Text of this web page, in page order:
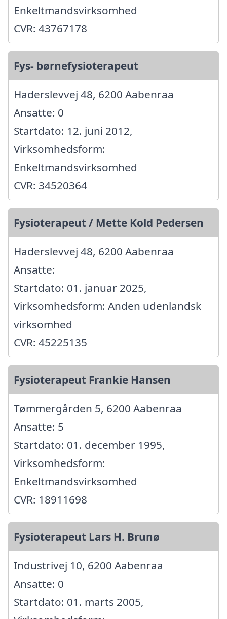
Enkeltmandsvirksomhed
CVR: 43767178
Fys- børnefysioterapeut
Haderslevvej 48, 6200 Aabenraa
Ansatte: 0
Startdato: 12. juni 2012,
Virksomhedsform:
Enkeltmandsvirksomhed
CVR: 34520364
Fysioterapeut / Mette Kold Pedersen
Haderslevvej 48, 6200 Aabenraa
Ansatte:
Startdato: 01. januar 2025,
Virksomhedsform: Anden udenlandsk
virksomhed
CVR: 45225135
Fysioterapeut Frankie Hansen
Tømmergården 5, 6200 Aabenraa
Ansatte: 5
Startdato: 01. december 1995,
Virksomhedsform:
Enkeltmandsvirksomhed
CVR: 18911698
Fysioterapeut Lars H. Brunø
Industrivej 10, 6200 Aabenraa
Ansatte: 0
Startdato: 01. marts 2005,